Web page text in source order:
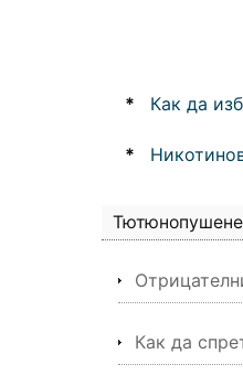
* Как да
*
Как да